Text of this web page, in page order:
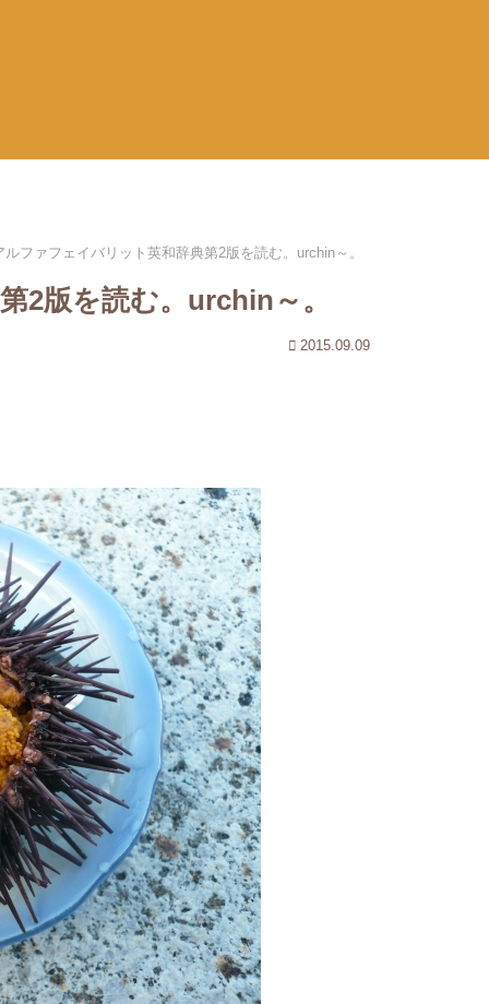
ルファフェイバリット英和辞典第2版を読む。urchin～。
2版を読む。urchin～。
2015.09.09